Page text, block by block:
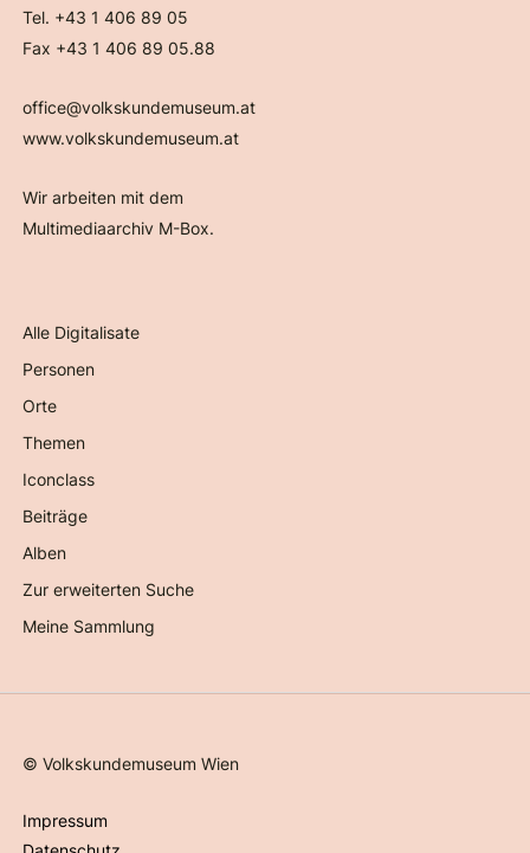
Tel. +43 1 406 89 05
Fax +43 1 406 89 05.88
office@volkskundemuseum.at
www.volkskundemuseum.at
Wir arbeiten mit dem
Multimediaarchiv M-Box.
Alle Digitalisate
Personen
Orte
Themen
Iconclass
Beiträge
Alben
Zur erweiterten Suche
Meine Sammlung
©Volkskundemuseum Wien
Impressum